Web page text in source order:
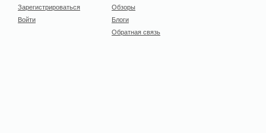
Зарегистрироваться
Войти
Обзоры
Блоги
Обратная связь